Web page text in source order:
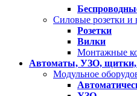
Силовые розетки и
Розетки
Вилки
Монтажные
Автоматы, УЗО,
Модульное